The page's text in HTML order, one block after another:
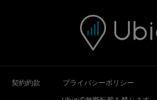
契約約款 プライバシーポリシー